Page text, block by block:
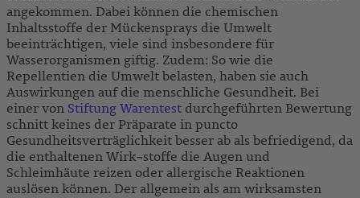
angekommen. Dabei können die chemischen
Inhaltsstoffe der Mückensprays die Umwelt
beeinträchtigen, viele sind insbesondere für
Wasserorganismen giftig. Zudem: So wie die
Repellentien die Umwelt belasten, haben sie auch
Auswirkungen auf die menschliche Gesundheit. Bei
einer von Stiftung Warentest durchgeführten Bewertung
schnitt keines der Präparate in puncto
Gesundheitsverträglichkeit besser ab als befriedigend, da
die enthaltenen Wirk¬stoffe die Augen und
Schleimhäute reizen oder allergische Reaktionen
auslösen können. Der allgemein als am wirksamsten